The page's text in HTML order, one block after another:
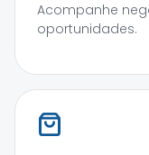
Acompanhe
oportunidades.